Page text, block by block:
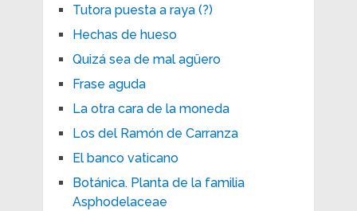
Tutora puesta a raya (?)
Hechas de hueso
Quizá sea de mal agüero
Frase aguda
La otra cara de la moneda
Los del Ramón de Carranza
El banco vaticano
Botánica. Planta de la familia
Asphodelaceae